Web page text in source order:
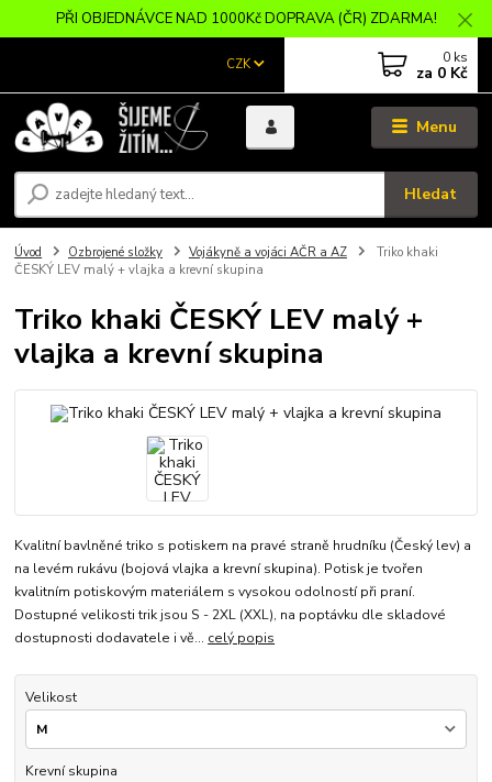
PŘI OBJEDNÁVCE NAD 1000Kč DOPRAVA (ČR) ZDARMA!
Menu
CZK
Hledat
0 ks
za 0 Kč
Úvod Ozbrojené složky Vojákyně a vojáci AČR a AZ
Triko khaki
ČESKÝ LEV malý + vlajka a krevní skupina
Triko khaki ČESKÝ LEV malý +
vlajka a krevní skupina
Kvalitní bavlněné triko s potiskem na pravé straně hrudníku (Český lev) a
na levém rukávu (bojová vlajka a krevní skupina). Potisk je tvořen
kvalitním potiskovým materiálem s vysokou odolností při praní.
Dostupné velikosti trik jsou S - 2XL (XXL), na poptávku dle skladové
dostupnosti dodavatele i vě... celý popis
Velikost
Krevní skupina